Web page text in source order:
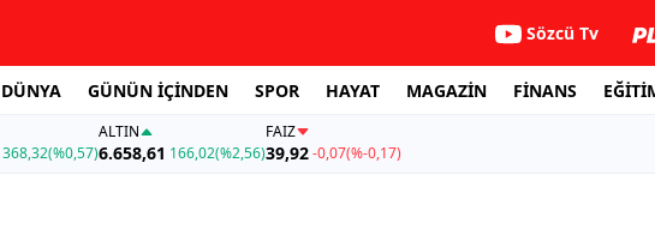
Sözcü Tv
DÜNYA GÜNÜN İÇİNDEN SPOR HAYAT MAGAZİN FİNANS
368,32(%0,57)
ALTIN
6.658,61 166,02(%2,56)
FAİZ
39,92-0,07(%-0,17)